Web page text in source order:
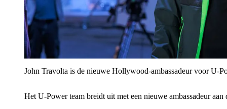
John Travolta is de nieuwe Hollywood-ambassadeur voor
Het U‑Power team breidt uit met een nieuwe ambassadeur